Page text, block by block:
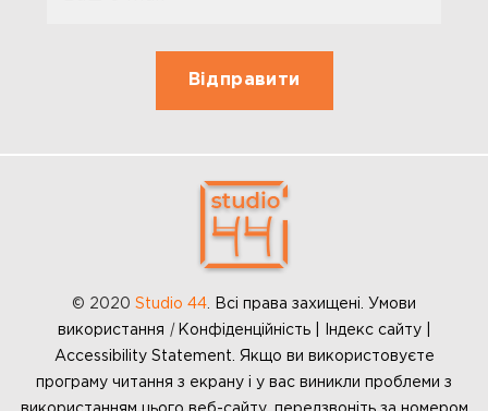
© 2020 Studio 44
Всі права захищені. Умови
використання | Конфіденційність | Індекс сайту |
Accessibility Statement. Якщо ви використовуєте
програму читання з екрану і у вас виникли проблеми з